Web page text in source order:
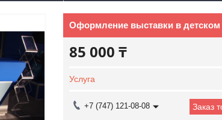
Оформление выставки в детском
85 000 ₸
Услуга
+7 (747) 121-08-08 Заказ